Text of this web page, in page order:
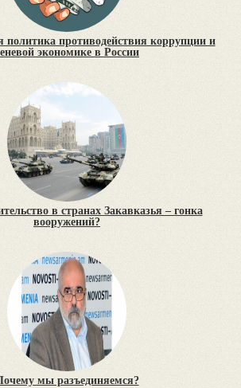
политика противодействия коррупции и
экономике в России
в странах Закавказья – гонка
вооружений?
мы разъединяемся?